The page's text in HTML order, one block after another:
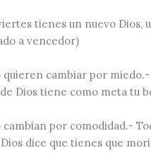
tienes un nuevo Dios,
a vencedor)
quieren cambiar por
Dios tiene como meta tu
cambian por comodidad.-
dice que tienes que